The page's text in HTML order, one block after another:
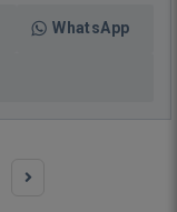
WhatsApp